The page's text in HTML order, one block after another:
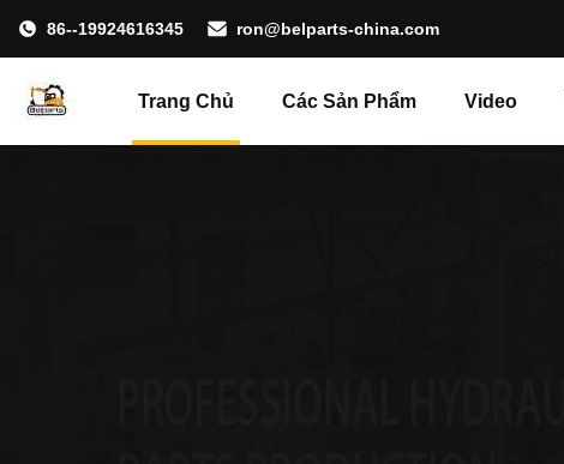
86--19924616345 ron@belparts-china.com
Trang Chủ Các Sản Phẩm Video